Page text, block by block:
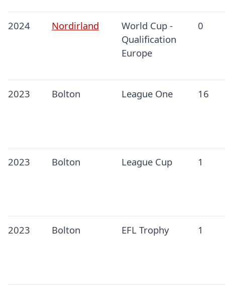
2024 Nordirland
World Cup -
Qualification
Europe
0
2023 Bolton League One 16
2023 Bolton League Cup 1
2023 Bolton EFL Trophy 1